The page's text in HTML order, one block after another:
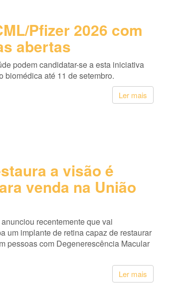
Pfizer 2026 com
abertas
podem candidatar-se a esta iniciativa
biomédica até 11 de setembro.
Ler mais
a visão é
venda na União
recentemente que vai
um implante de retina capaz de restaurar
pessoas com Degenerescência Macular
Ler mais